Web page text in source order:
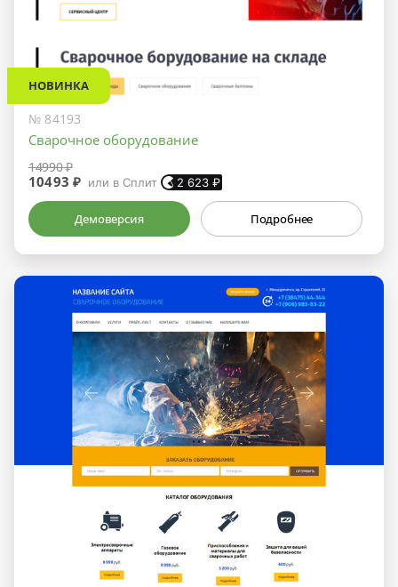
НОВИНКА
№ 84193
Сварочное оборудование
14990 ₽
10493 ₽ или в Сплит 2 623 ₽
Демоверсия Подробнее